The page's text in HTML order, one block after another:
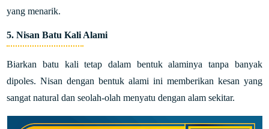
yang menarik.
5. Nisan Batu Kali Alami
Biarkan batu kali tetap dalam bentuk alaminya tanpa banyak
dipoles. Nisan dengan bentuk alami ini memberikan kesan yang
sangat natural dan seolah-olah menyatu dengan alam sekitar.